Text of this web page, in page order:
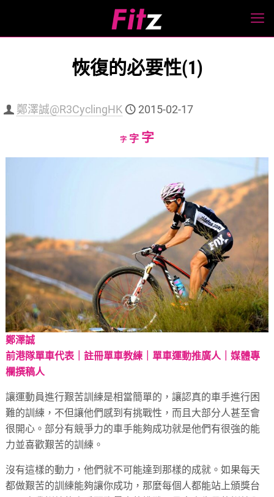
恢復的必要性(1)
鄭澤誠@R3CyclingHK 2015-02-17
字Decrease
字Reset
字Increase
鄭澤誠
前港隊單車代表｜註冊單車教練｜單車運動推廣人｜媒體專
欄撰稿人
讓運動員進行艱苦訓練是相當簡單的，讓認真的車手進行困
難的訓練，不但讓他們感到有挑戰性，而且大部分人甚至會
很開心。部分有競爭力的車手能夠成功就是他們有很強的能
力並喜歡艱苦的訓練。
沒有這樣的動力，他們就不可能達到那樣的成就。如果每天
都做艱苦的訓練能夠讓你成功，那麼每個人都能站上頒獎台